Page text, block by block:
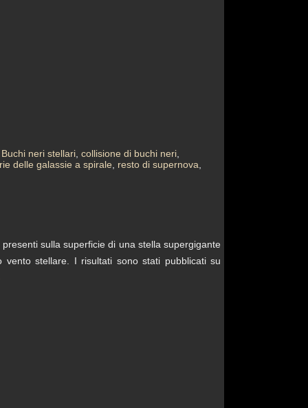
Buchi neri stellari collisione di buchi neri
delle galassie a spirale
resto di supernova
sulla superficie di una stella supergigante
stellare. I risultati sono stati pubblicati su